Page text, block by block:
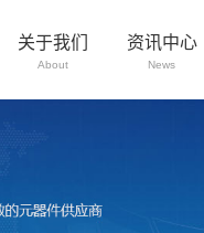
关于我们
About
资讯中心
News